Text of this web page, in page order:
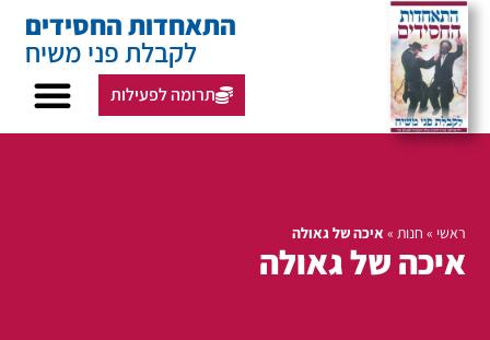
התאחדות החסידים
לקבלת פני משיח
תרומה לפעילות
ראשי » חנות » איכה של גאולה
איכה של גאולה